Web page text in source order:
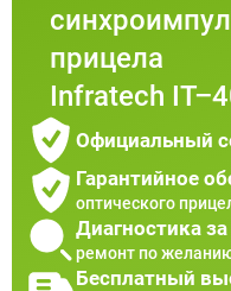
прицела
Infratech
Официальный
Гарантийное
оптического
Диагностика
ремонт по
Бесплатный